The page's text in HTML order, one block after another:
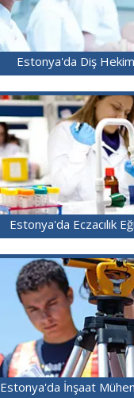
Estonya'da Diş
Estonya'da Eczacılık
Estonya'da İnşaat